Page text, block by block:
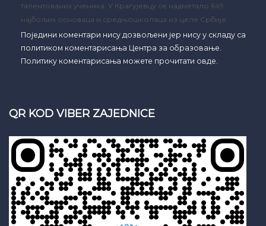
талентованих ученика: У Крагујевцу се надметало 649
најбољих основаца и средњошколаца из целе Србије
Поједини коментари нису дозвољени јер нису у складу са
политиком коментарисања Центра за образовање.
Политику коментарисања можете прочитати овде.
QR KOD VIBER ZAJEDNICE